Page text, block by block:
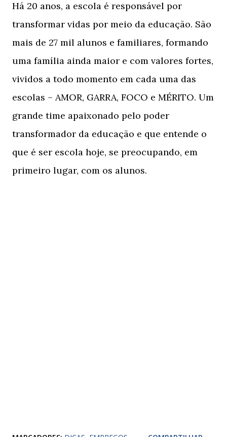
Há 20 anos, a escola é responsável por
transformar vidas por meio da educação. São
mais de 27 mil alunos e familiares, formando
uma família ainda maior e com valores fortes,
vividos a todo momento em cada uma das
escolas – AMOR, GARRA, FOCO e MÉRITO. Um
grande time apaixonado pelo poder
transformador da educação e que entende o
que é ser escola hoje, se preocupando, em
primeiro lugar, com os alunos.